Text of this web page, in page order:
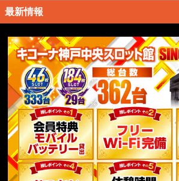
最新情報